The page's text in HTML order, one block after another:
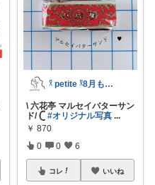
𓍲 petite 𓍲8月も購入感謝♡
\ 六花亭 マルセイバターサン
ド/ 𓊆#オリジナル写真 ...
￥ 870
0 0 6
コレ いいね